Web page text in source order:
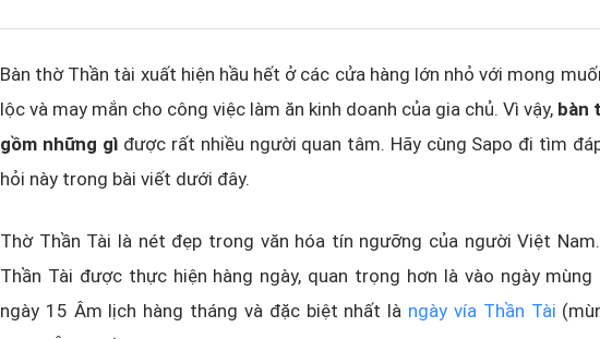
Bàn thờ Thần tài xuất hiện hầu hết ở các cửa hàng lớn nhỏ với mong
lộc và may mắn cho công việc làm ăn kinh doanh của gia chủ. Vì vậy, bàn
gồm những gì được rất nhiều người quan tâm. Hãy cùng Sapo đi tìm
hỏi này trong bài viết dưới đây.
Thờ Thần Tài là nét đẹp trong văn hóa tín ngưỡng của người Việt
Thần Tài được thực hiện hàng ngày, quan trọng hơn là vào ngày mùng
ngày 15 Âm lịch hàng tháng và đặc biệt nhất là ngày vía Thần Tài